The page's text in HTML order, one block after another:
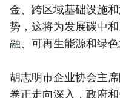
金、跨区域基础设施
势，这将为发展碳中
融、可再生能源和绿色
胡志明市企业协会主
卷正走向深入，政府